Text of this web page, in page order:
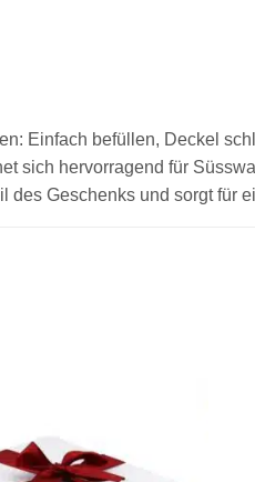
Einfach befüllen, Deckel
sich hervorragend für
Geschenks und sorgt für